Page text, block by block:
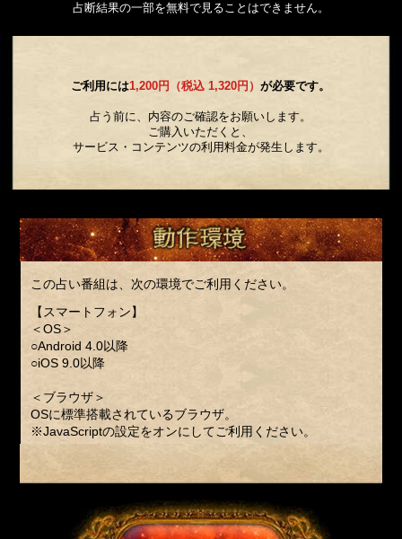
占断結果の一部を無料で見ることはできません。
ご利用には1,200円（税込 1,320円）が必要です。
占う前に、内容のご確認をお願いします。
ご購入いただくと、
サービス・コンテンツの利用料金が発生します。
この占い番組は、次の環境でご利用ください。
【スマートフォン】
＜OS＞
○Android 4.0以降
○iOS 9.0以降
＜ブラウザ＞
OSに標準搭載されているブラウザ。
※JavaScriptの設定をオンにしてご利用ください。